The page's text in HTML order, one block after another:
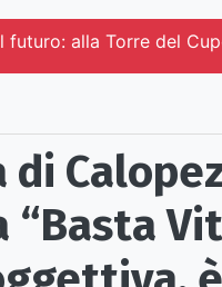
futuro: alla Torre del
di
“Basta